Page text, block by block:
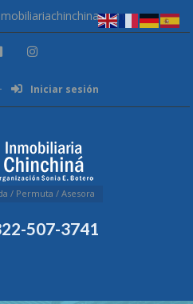
Iniciar sesión
/ Permuta / Asesora
507-3741